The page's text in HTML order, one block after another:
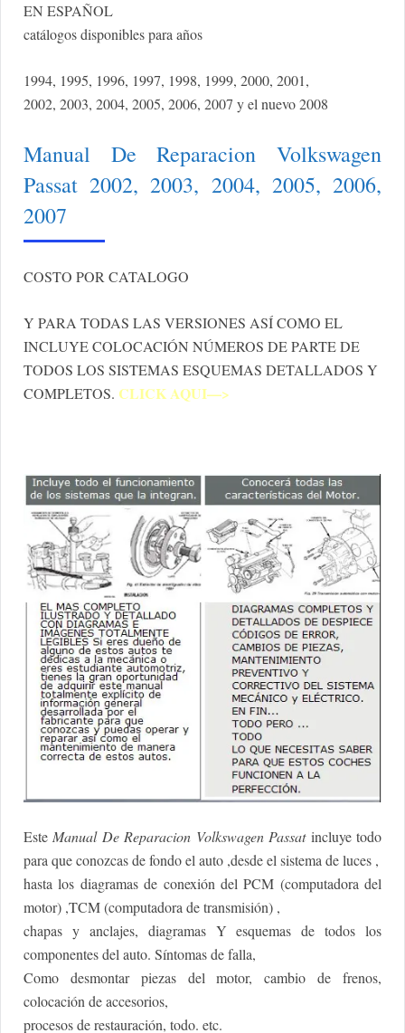
EN ESPAÑOL
catálogos disponibles para años
1994, 1995, 1996, 1997, 1998, 1999, 2000, 2001,
2002, 2003, 2004, 2005, 2006, 2007 y el nuevo 2008
Manual De Reparacion Volkswagen
Passat 2002, 2003, 2004, 2005, 2006,
2007
COSTO POR CATALOGO
Y PARA TODAS LAS VERSIONES ASÍ COMO EL
INCLUYE COLOCACIÓN NÚMEROS DE PARTE DE
TODOS LOS SISTEMAS ESQUEMAS DETALLADOS Y
COMPLETOS. CLICK AQUI—>
Este Manual De Reparacion Volkswagen Passatincluye todo
para que conozcas de fondo el auto ,desde el sistema de luces ,
hasta los diagramas de conexión del PCM (computadora del
motor) ,TCM (computadora de transmisión) ,
chapas y anclajes, diagramas Y esquemas de todos los
componentes del auto. Síntomas de falla,
Como desmontar piezas del motor, cambio de frenos,
colocación de accesorios,
procesos de restauración, todo. etc.